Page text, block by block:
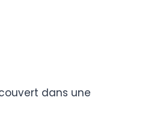
dans une